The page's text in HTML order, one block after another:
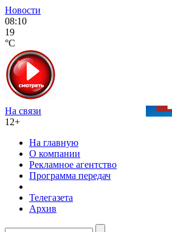
Новости
08:10
19
°C
На связи
12+
На главную
О компании
Рекламное агентство
Программа передач
Телегазета
Архив